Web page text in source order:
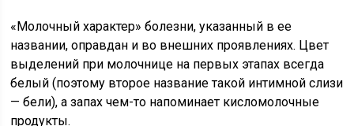
«Молочный характер» болезни, указанный в ее
названии, оправдан и во внешних проявлениях. Цвет
выделений при молочнице на первых этапах всегда
белый (поэтому второе название такой интимной слизи
— бели), а запах чем-то напоминает кисломолочные
продукты.